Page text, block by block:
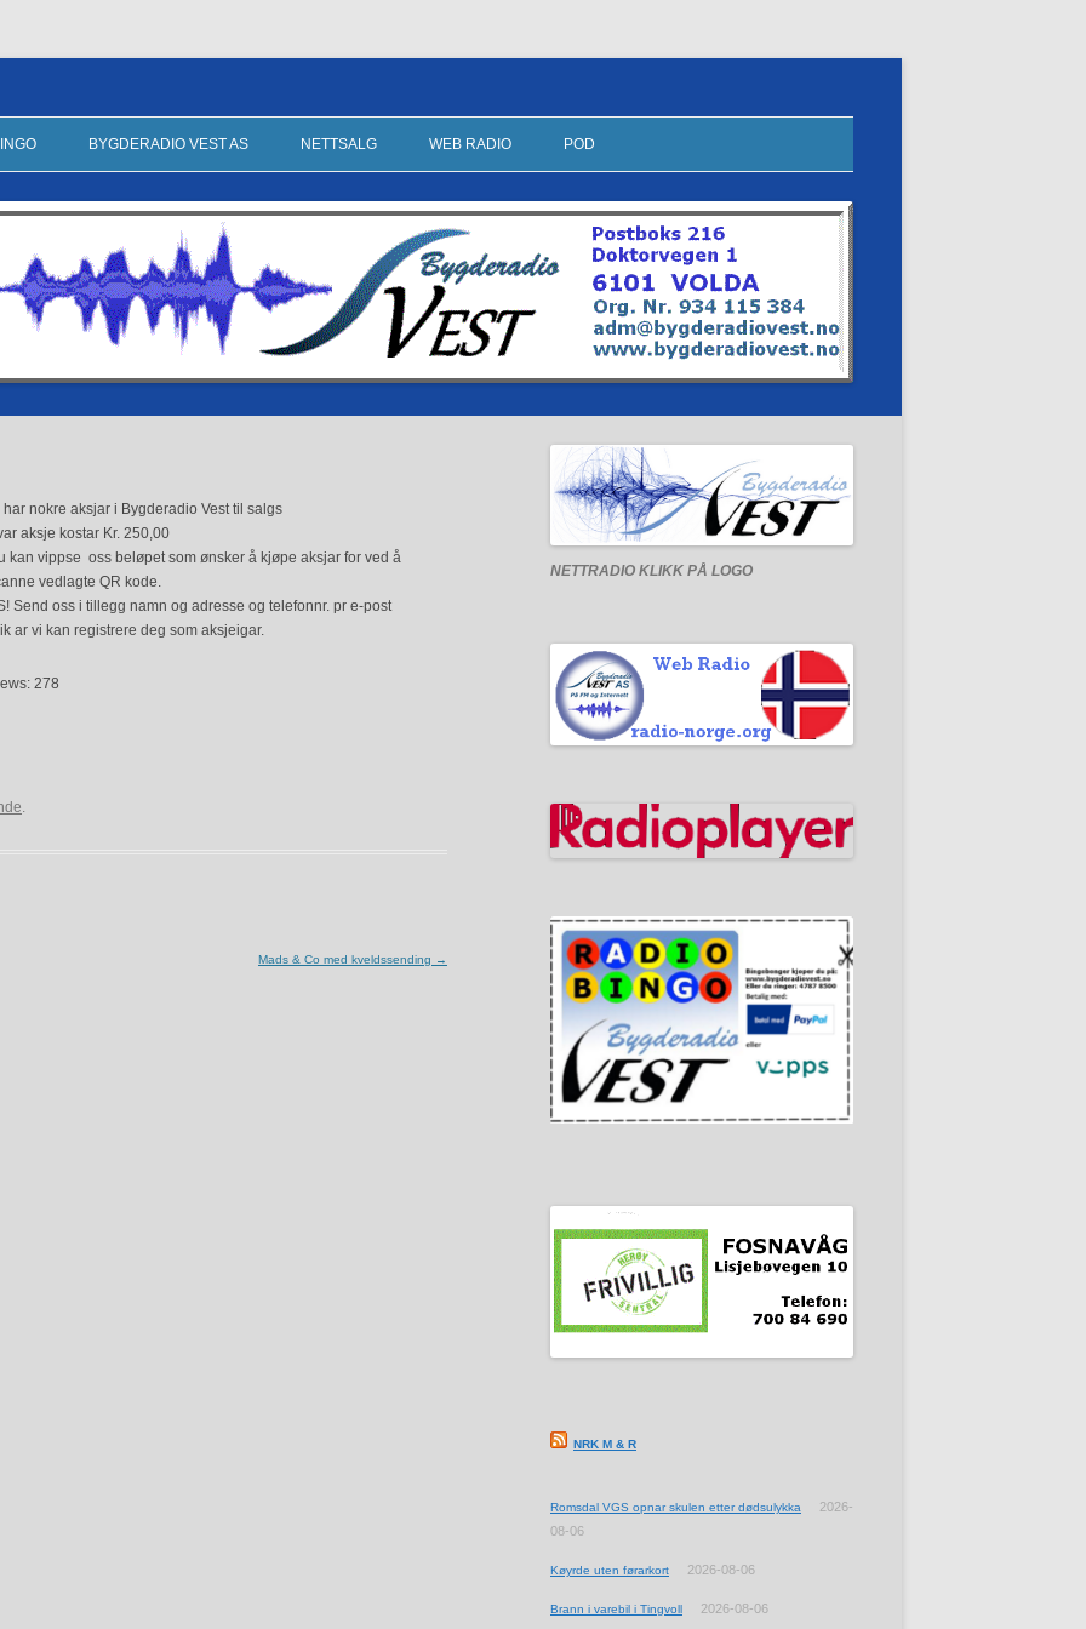
– PÅ TUR
FRÅ VAKKER
NORDVESTLANDET
BYGDERADIO VEST AS
AKSJER
LYTTERAVGIFT
LINKER
NETTSALG
HERØYFILMEN
WEB RADIO POD
MØTEPLASSEN
har nokre aksjar i Bygderadio Vest til salgs
aksje kostar Kr. 250,00
kan vippse oss beløpet som ønsker å kjøpe aksjar for ved å
vedlagte QR kode.
Send oss i tillegg namn og adresse og telefonnr. pr e-post
ar vi kan registrere deg som aksjeigar.
278
.
Mads & Co med kveldssending →
NETTRADIO KLIKK PÅ LOGO
NRK M & R
Romsdal VGS opnar skulen etter dødsulykka
2026-
08-06
Køyrde uten førarkort 2026-08-06
Brann i varebil i Tingvoll 2026-08-06